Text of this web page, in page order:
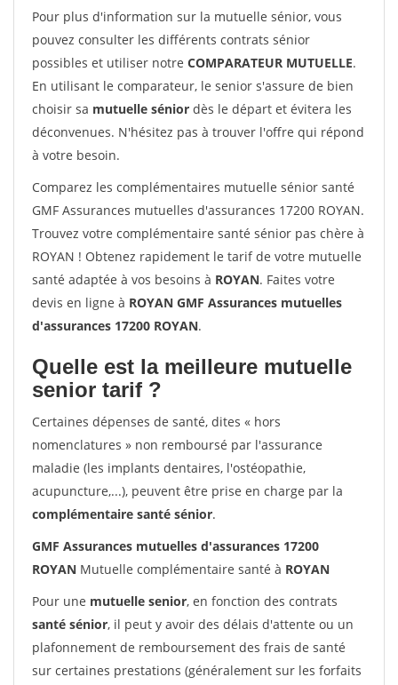
Pour plus d'information sur la mutuelle sénior, vous
pouvez consulter les différents contrats sénior
possibles et utiliser notre COMPARATEUR MUTUELLE.
En utilisant le comparateur, le senior s'assure de bien
choisir sa mutuelle sénior dès le départ et évitera les
déconvenues. N'hésitez pas à trouver l'offre qui répond
à votre besoin.
Comparez les complémentaires mutuelle sénior santé
GMF Assurances mutuelles d'assurances 17200 ROYAN.
Trouvez votre complémentaire santé sénior pas chère à
ROYAN ! Obtenez rapidement le tarif de votre mutuelle
santé adaptée à vos besoins à ROYAN. Faites votre
devis en ligne à ROYAN GMF Assurances mutuelles
d'assurances 17200 ROYAN.
Quelle est la meilleure mutuelle
senior tarif ?
Certaines dépenses de santé, dites « hors
nomenclatures » non remboursé par l'assurance
maladie (les implants dentaires, l'ostéopathie,
acupuncture,...), peuvent être prise en charge par la
complémentaire santé sénior.
GMF Assurances mutuelles d'assurances 17200
ROYAN Mutuelle complémentaire santé à ROYAN
Pour une mutuelle senior, en fonction des contrats
santé sénior, il peut y avoir des délais d'attente ou un
plafonnement de remboursement des frais de santé
sur certaines prestations (généralement sur les forfaits